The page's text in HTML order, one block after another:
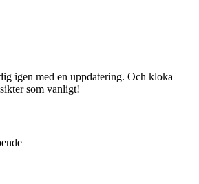
igen med en uppdatering. Och kloka
som vanligt!